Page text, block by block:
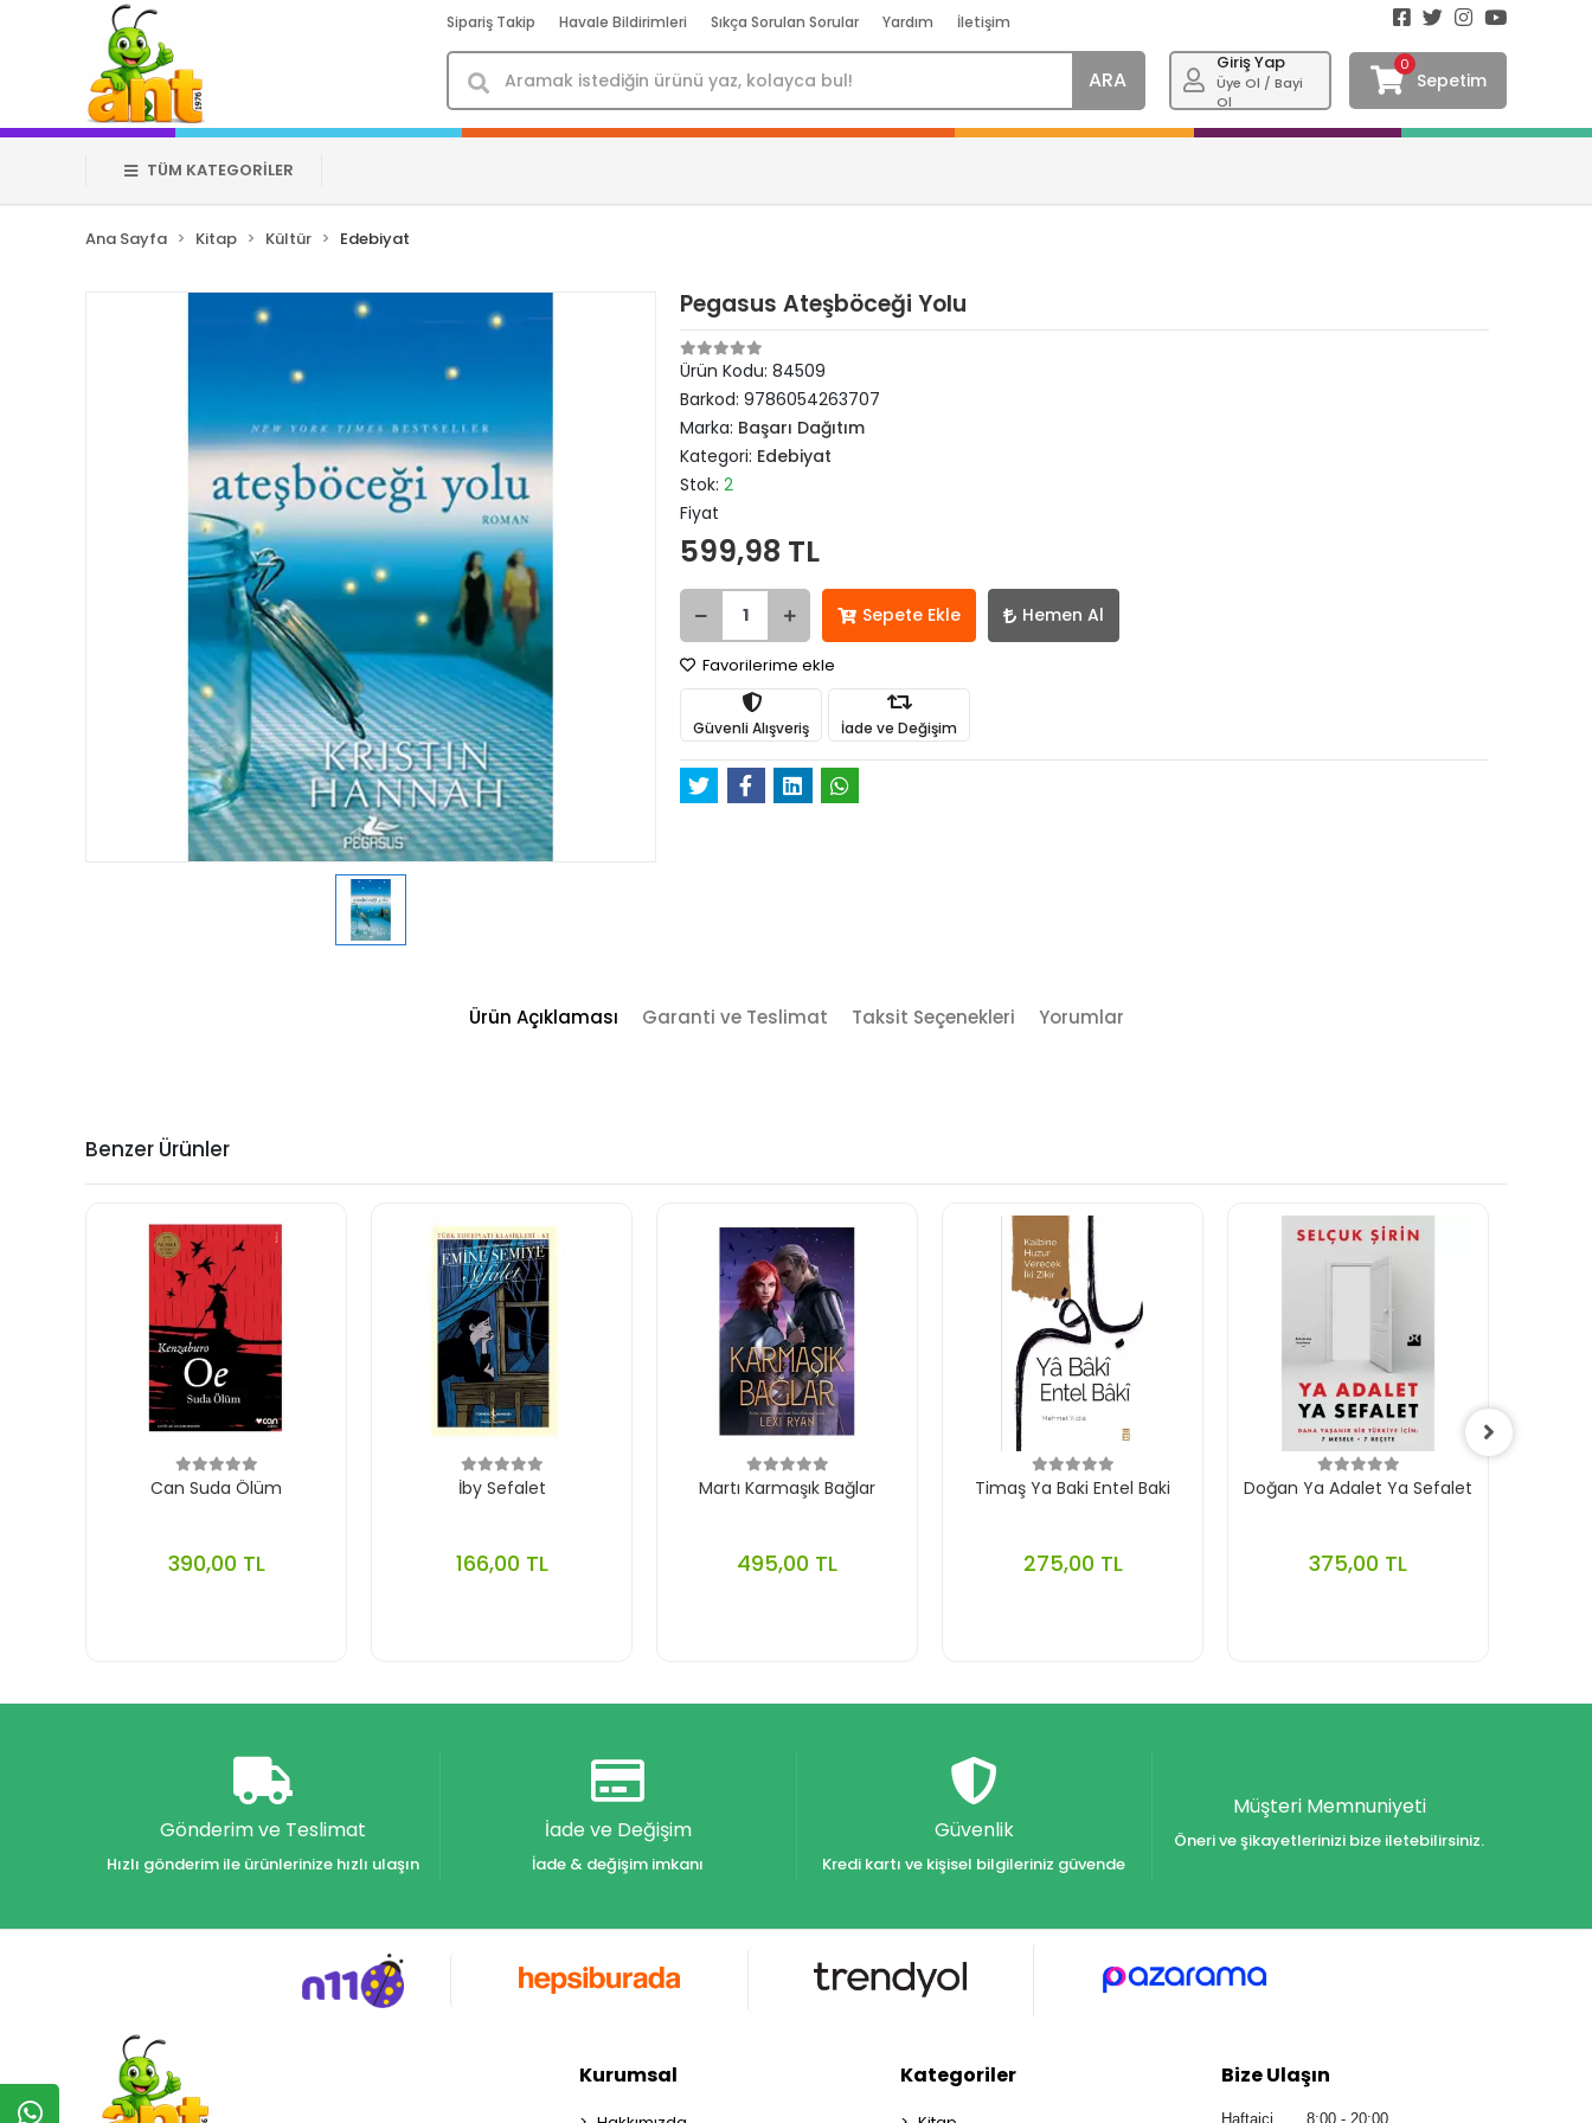
Sipariş Takip Havale Bildirimleri Sıkça Sorulan Sorular Yardım İletişim
ARA
Giriş Yap
Üye Ol / Bayi
Ol
0
Sepetim
TÜM KATEGORİLER
Ana Sayfa Kitap Kültür Edebiyat
Pegasus Ateşböceği Yolu
Ürün Kodu:84509
Barkod:9786054263707
Marka: Başarı Dağıtım
Kategori: Edebiyat
Stok:2
Fiyat
599,98 TL
Sepete Ekle Hemen Al
Favorilerime ekle
Güvenli Alışveriş İade ve Değişim
Ürün Açıklaması Garanti ve Teslimat Taksit Seçenekleri Yorumlar
Benzer Ürünler
Can Suda Ölüm
390,00 TL
İby Sefalet
166,00 TL
Martı Karmaşık Bağlar
495,00 TL
Timaş Ya Baki Entel Baki
275,00 TL
Doğan Ya Adalet Ya Sefalet
375,00 TL
Gönderim ve Teslimat
Hızlı gönderim ile ürünlerinize hızlı ulaşın
İade ve Değişim
İade & değişim imkanı
Güvenlik
Kredi kartı ve kişisel bilgileriniz güvende
Müşteri Memnuniyeti
Öneri ve şikayetlerinizi bize iletebilirsiniz.
Kurumsal Kategoriler Bize Ulaşın
Haftaiçi 8:00 - 20:00